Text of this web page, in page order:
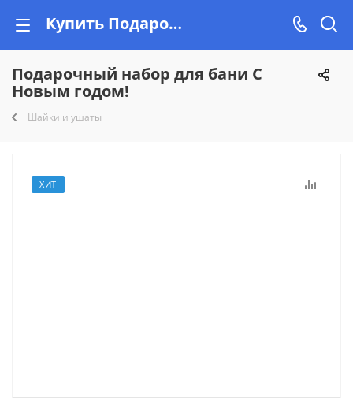
Купить Подарочный набор для бани С Новым годом! недорого на Vishop.by
Подарочный набор для бани С
Новым годом!
Шайки и ушаты
ХИТ